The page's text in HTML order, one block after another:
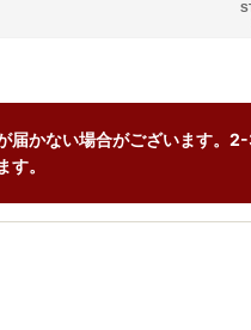
かない場合がございます。
。